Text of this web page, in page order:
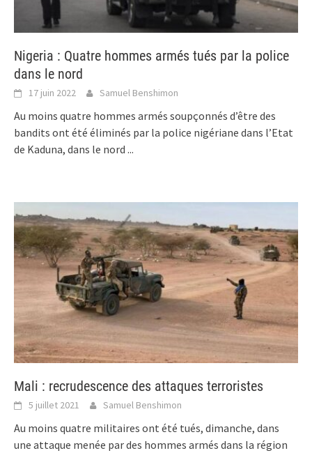
Nigeria : Quatre hommes armés tués par la police
dans le nord
17 juin 2022 Samuel Benshimon
Au moins quatre hommes armés soupçonnés d’être des
bandits ont été éliminés par la police nigériane dans l’Etat
de Kaduna, dans le nord ...
Mali : recrudescence des attaques terroristes
5 juillet 2021 Samuel Benshimon
Au moins quatre militaires ont été tués, dimanche, dans
une attaque menée par des hommes armés dans la région